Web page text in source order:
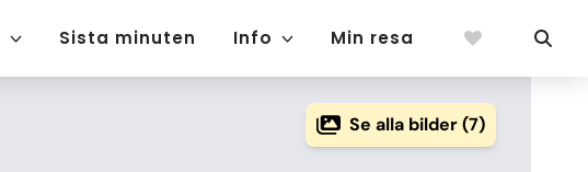
Sista minuten Info Min resa
Se alla bilder (7)